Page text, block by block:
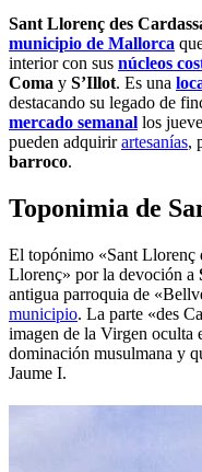
Sant Llorenç des
municipio de Mallorca
interior con sus núcleos
Coma y S’Illot. Es una
destacando su legado de
mercado semanal los
pueden adquirirartesanías,
barroco.
Toponimia de
El topónimo «Sant Llorenç
Llorenç» por la devoción a
antigua parroquia de
municipio. La parte «des
imagen de la Virgen oculta
dominación musulmana y
Jaume I.